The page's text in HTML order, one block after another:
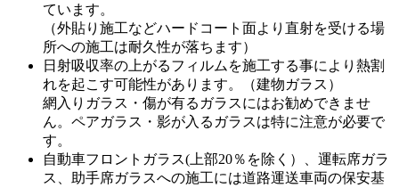
ています。
（外貼り施工などハードコート面より直射を受ける場
所への施工は耐久性が落ちます）
日射吸収率の上がるフィルムを施工する事により熱割
れを起こす可能性があります。（建物ガラス）
網入りガラス・傷が有るガラスにはお勧めできませ
ん。ペアガラス・影が入るガラスは特に注意が必要で
す。
自動車フロントガラス(上部20％を除く）、運転席ガラ
ス、助手席ガラスへの施工には道路運送車両の保安基